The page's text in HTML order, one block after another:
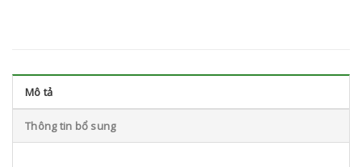
Mô tả
Thông tin bổ sung